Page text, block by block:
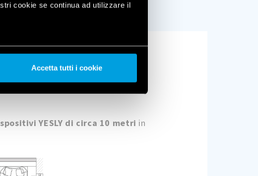
cookie se continua ad utilizzare il
Accetta tutti i cookie
YESLY di circa 10 metri in